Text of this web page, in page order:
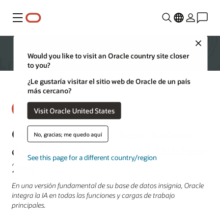
Menú
Would you like to visit an Oracle country site closer
to you?
¿Le gustaría visitar el sitio web de Oracle de un país
más cercano?
Visit Oracle United States
No, gracias; me quedo aquí
See this page for a different country/region
Oracle presenta su base de datos
de última generación, AI Database
26ai
En una versión fundamental de su base de datos insignia, Oracle
integra la IA en todas las funciones y cargas de trabajo
principales.